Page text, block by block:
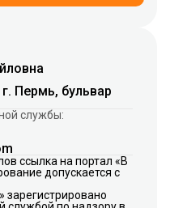
Пермь, бульвар
службы:
ссылка на портал «В
допускается с
зарегистрировано